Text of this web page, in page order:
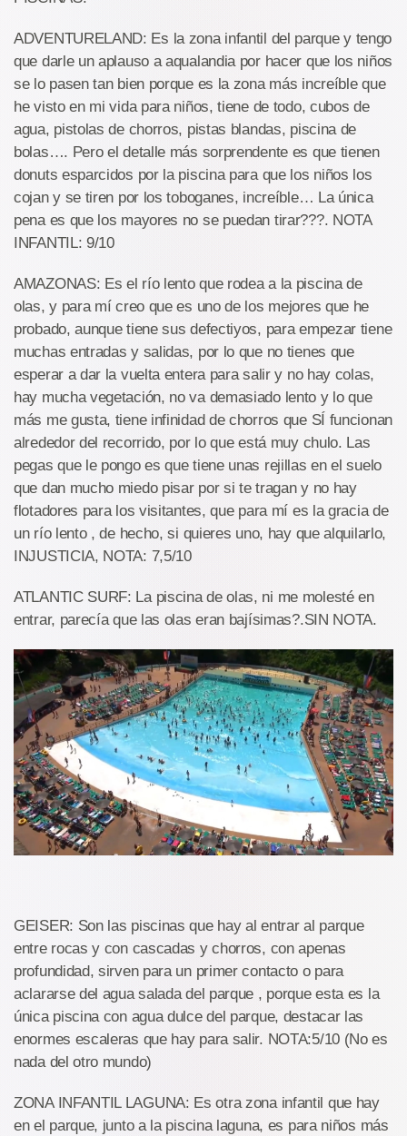
ADVENTURELAND: Es la zona infantil del parque y tengo
que darle un aplauso a aqualandia por hacer que los niños
se lo pasen tan bien porque es la zona más increíble que
he visto en mi vida para niños, tiene de todo, cubos de
agua, pistolas de chorros, pistas blandas, piscina de
bolas…. Pero el detalle más sorprendente es que tienen
donuts esparcidos por la piscina para que los niños los
cojan y se tiren por los toboganes, increíble… La única
pena es que los mayores no se puedan tirar???. NOTA
INFANTIL: 9/10
AMAZONAS: Es el río lento que rodea a la piscina de
olas, y para mí creo que es uno de los mejores que he
probado, aunque tiene sus defectiyos, para empezar tiene
muchas entradas y salidas, por lo que no tienes que
esperar a dar la vuelta entera para salir y no hay colas,
hay mucha vegetación, no va demasiado lento y lo que
más me gusta, tiene infinidad de chorros que SÍ funcionan
alrededor del recorrido, por lo que está muy chulo. Las
pegas que le pongo es que tiene unas rejillas en el suelo
que dan mucho miedo pisar por si te tragan y no hay
flotadores para los visitantes, que para mí es la gracia de
un río lento , de hecho, si quieres uno, hay que alquilarlo,
INJUSTICIA, NOTA: 7,5/10
ATLANTIC SURF: La piscina de olas, ni me molesté en
entrar, parecía que las olas eran bajísimas?.SIN NOTA.
GEISER: Son las piscinas que hay al entrar al parque
entre rocas y con cascadas y chorros, con apenas
profundidad, sirven para un primer contacto o para
aclararse del agua salada del parque , porque esta es la
única piscina con agua dulce del parque, destacar las
enormes escaleras que hay para salir. NOTA:5/10 (No es
nada del otro mundo)
ZONA INFANTIL LAGUNA: Es otra zona infantil que hay
en el parque, junto a la piscina laguna, es para niños más